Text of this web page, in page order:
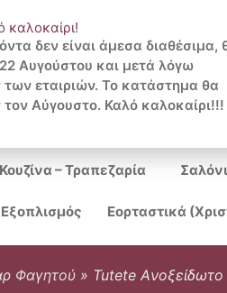
Κουζίνα – Τραπεζαρία Σαλόνι
Εορταστικά
Φαγητού » Tutete
καλοκαίρι!
δεν είναι άμεσα διαθέσιμα,
Αυγούστου και μετά λόγω
εταιριών. Το κατάστημα θα
τον Αύγουστο. Καλό καλοκαίρι!!!